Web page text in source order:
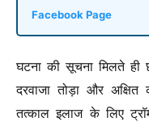
Facebook Page
घटना की सूचना मिलते ही
दरवाजा तोड़ा और
तत्काल इलाज के लिए